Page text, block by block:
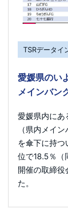
TSRデータイ
愛媛県のい
メインバン
愛媛県内にあ
（県内メイ
を傘下に持
位で18.5％（
開催の取締役
た。